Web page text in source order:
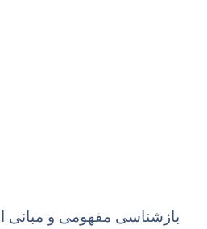
بازشناسی مفهومی و مبانی